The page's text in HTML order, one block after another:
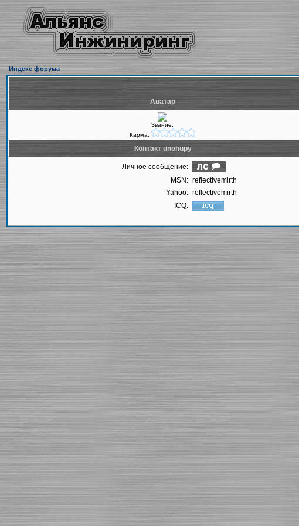
Индекс форума
Аватар
Звание:
Карма:
Контакт unohupy
Личное сообщение:
MSN: reflectivemirth
Yahoo: reflectivemirth
ICQ: